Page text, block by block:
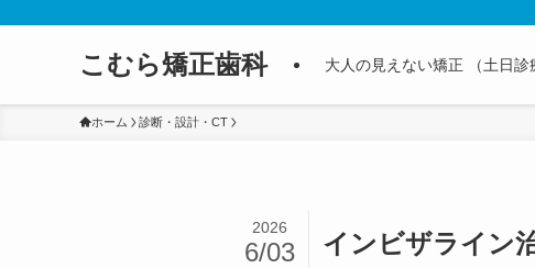
こむら矯正歯科 大人の見えない矯正 （土日診
ホーム 診断・設計・CT
インビザライン
2026
6/03